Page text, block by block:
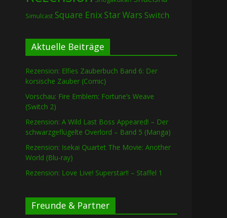
Simulcast Square EnixStar Wars Switch
Aktuelle Beiträge
Rezension: Elfies Zauberbuch Band 6: Der
korsische Zauber (Comic)
Vorschau: Fire Emblem: Fortune’s Weave
(Switch 2)
Rezension: A Wild Last Boss Appeared! – Der
schwarzgeflügelte Overlord – Band 5 (Manga)
Rezension: Isekai Quartet The Movie: Another
World (Blu-ray)
Rezension: Love Live! Superstar!! – Staffel 1
Freunde & Partner